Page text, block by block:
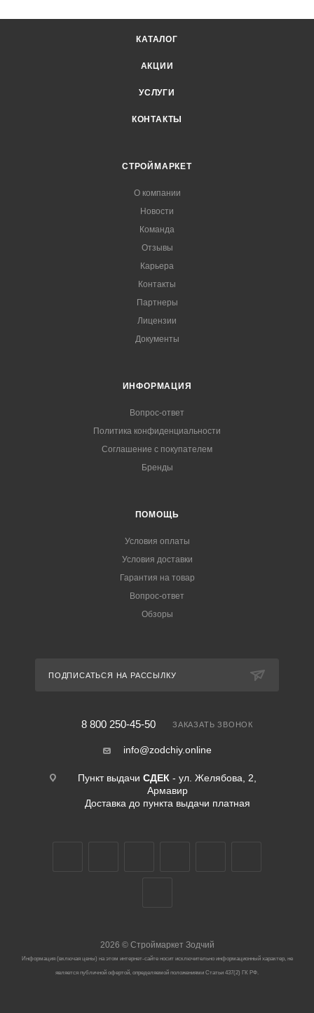
КАТАЛОГ
АКЦИИ
УСЛУГИ
КОНТАКТЫ
СТРОЙМАРКЕТ
О компании
Новости
Команда
Отзывы
Карьера
Контакты
Партнеры
Лицензии
Документы
ИНФОРМАЦИЯ
Вопрос-ответ
Политика конфиденциальности
Соглашение с покупателем
Бренды
ПОМОЩЬ
Условия оплаты
Условия доставки
Гарантия на товар
Вопрос-ответ
Обзоры
ПОДПИСАТЬСЯ НА РАССЫЛКУ
8 800 250-45-50 ЗАКАЗАТЬ ЗВОНОК
info@zodchiy.online
Пункт выдачи СДЕК - ул. Желябова, 2,
Армавир
Доставка до пункта выдачи платная
2026 ©Строймаркет Зодчий
Информация (включая цены) на этом интернет-сайте носит исключительно информационный характер, не
является публичной офертой, определяемой положениями Статьи 437(2) ГК РФ.